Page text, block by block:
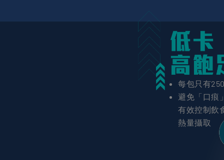
每包只有
避免「口痕
有效控制飲
熱量攝取